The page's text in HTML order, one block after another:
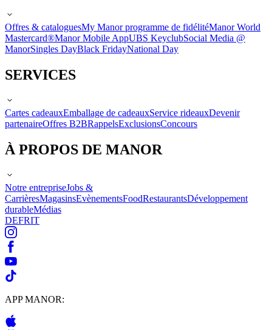
Offres & cataloguesMy Manor programme de fidélitéManor World
Mastercard®Manor Mobile AppUBS KeyclubSocial Media @
ManorSingles DayBlack FridayNational Day
SERVICES
Cartes cadeauxEmballage de cadeauxService rideauxDevenir
partenaireOffres B2BRappelsExclusionsConcours
À PROPOS DE MANOR
Notre entrepriseJobs &
CarrièresMagasinsEvènementsFoodRestaurantsDéveloppement
durableMédias
DEFRIT
APP MANOR: